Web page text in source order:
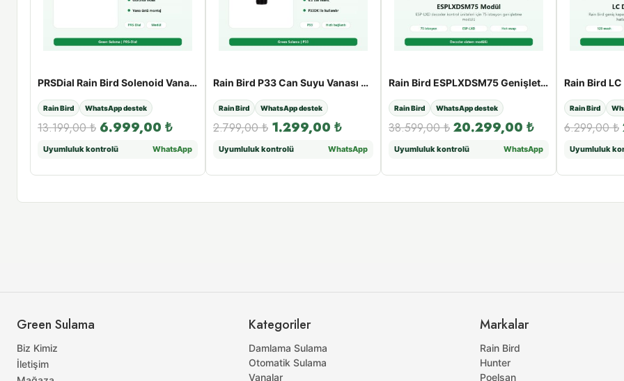
PRSDial Rain Bird Solenoid Vana Basınç Regülatörü
Rain Bird WhatsApp destek
13.199,00₺ 6.999,00 ₺
Uyumluluk kontrolü WhatsApp
Rain Bird P33 Can Suyu Vanası Çevirmeli Tip
Rain Bird WhatsApp destek
2.799,00₺ 1.299,00 ₺
Uyumluluk kontrolü WhatsApp
Rain Bird ESPLXDSM75 Genişletme Modeli 75 İstasyon
Rain Bird WhatsApp destek
38.599,00₺ 20.299,00 ₺
Uyumluluk kontrolü WhatsApp
Rain Bird
6.299,00₺
Uyumluluk
Green Sulama
Biz Kimiz
İletişim
Kategoriler
Damlama Sulama
Otomatik Sulama
Vanalar
Markalar
Rain Bird
Hunter
Poelsan